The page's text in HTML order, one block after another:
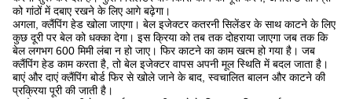
को गांठों में दबाए रखने के लिए आगे बढ़ेगा।
अगला, क्लैंपिंग हेड खोला जाएगा। बेल इजेक्टर कतरनी सिलेंडर के साथ काटने के लिए
कुछ दूरी पर बेल को धक्का देगा। इस क्रिया को तब तक दोहराया जाएगा जब तक कि
बेल लगभग 600 मिमी लंबा न हो जाए। फिर काटने का काम खत्म हो गया है। जब
क्लैंपिंग हेड काम करता है, तो बेल इजेक्टर वापस अपनी मूल स्थिति में बदल जाता है।
बाएं और दाएं क्लैंपिंग बोर्ड फिर से खोले जाने के बाद, स्वचालित बालन और काटने की
प्रक्रिया पूरी की जाती है।